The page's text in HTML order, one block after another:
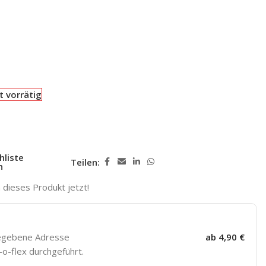
vorrätig
Teilen:
dieses Produkt jetzt!
Adresse
flex durchgeführt.
ab 4,90 €